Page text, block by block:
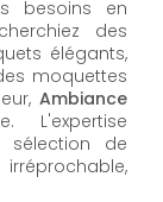
besoins en
des
élégants,
moquettes
Ambiance
L'expertise
sélection de